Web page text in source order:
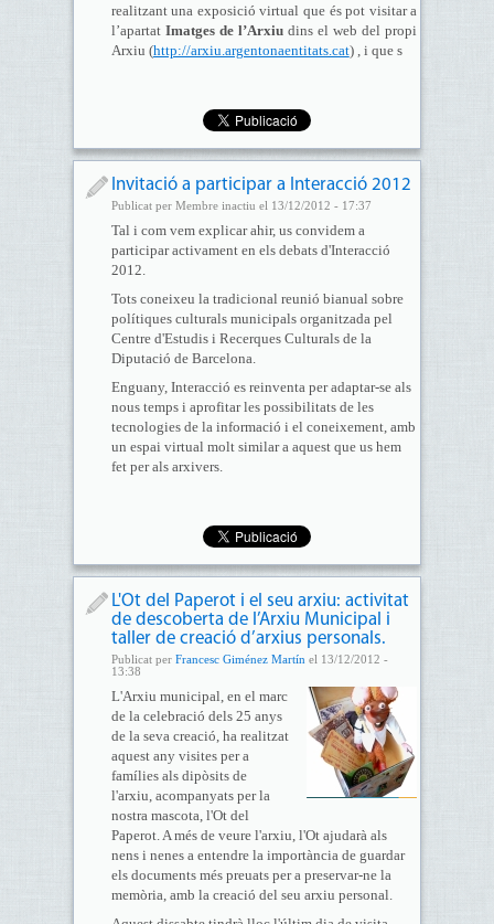
realitzant una exposició virtual que és pot visitar a
l’apartat Imatges de l’Arxiudins el web del propi
Arxiu (http://arxiu.argentonaentitats.cat) , i que s
Invitació a participar a Interacció 2012
Publicat per Membre inactiu el 13/12/2012 - 17:37
Tal i com vem explicar ahir, us convidem a
participar activament en els debats d'Interacció
2012.
Tots coneixeu la tradicional reunió bianual sobre
polítiques culturals municipals organitzada pel
Centre d'Estudis i Recerques Culturals de la
Diputació de Barcelona.
Enguany, Interacció es reinventa per adaptar-se als
nous temps i aprofitar les possibilitats de les
tecnologies de la informació i el coneixement, amb
un espai virtual molt similar a aquest que us hem
fet per als arxivers.
L'Ot del Paperot i el seu arxiu: activitat
de descoberta de l’Arxiu Municipal i
taller de creació d’arxius personals.
Publicat per Francesc Giménez Martín el 13/12/2012 -
13:38
L'Arxiu municipal, en el marc
de la celebració dels 25 anys
de la seva creació, ha realitzat
aquest any visites per a
famílies als dipòsits de
l'arxiu, acompanyats per la
nostra mascota, l'Ot del
Paperot. A més de veure l'arxiu, l'Ot ajudarà als
nens i nenes a entendre la importància de guardar
els documents més preuats per a preservar-ne la
memòria, amb la creació del seu arxiu personal.